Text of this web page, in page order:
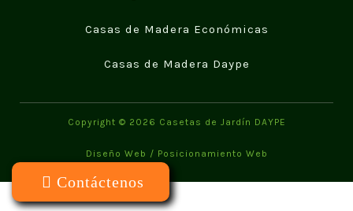
Casas de Madera Económicas
Casas de Madera Daype
Copyright © 2026 Casetas de Jardín DAYPE
Diseño Web / Posicionamiento Web
Contáctenos